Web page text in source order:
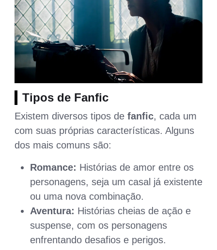
Tipos de Fanfic
Existem diversos tipos de fanfic, cada um
com suas próprias características. Alguns
dos mais comuns são:
Romance: Histórias de amor entre os
personagens, seja um casal já existente
ou uma nova combinação.
Aventura: Histórias cheias de ação e
suspense, com os personagens
enfrentando desafios e perigos.